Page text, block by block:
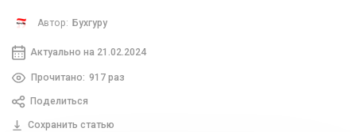
Автор: Бухгуру
Актуально на 21.02.2024
Прочитано: 917 раз
Поделиться
Сохранить статью